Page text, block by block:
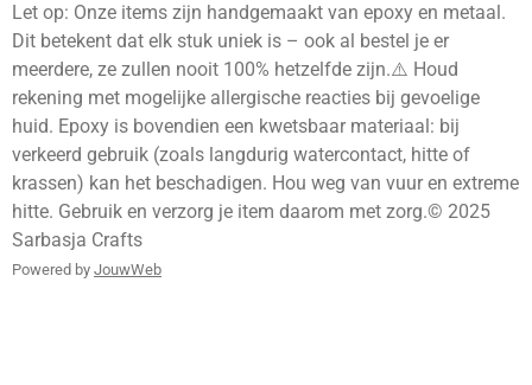
Let op: Onze items zijn handgemaakt van epoxy en metaal.
Dit betekent dat elk stuk uniek is – ook al bestel je er
meerdere, ze zullen nooit 100% hetzelfde zijn.⚠️ Houd
rekening met mogelijke allergische reacties bij gevoelige
huid. Epoxy is bovendien een kwetsbaar materiaal: bij
verkeerd gebruik (zoals langdurig watercontact, hitte of
krassen) kan het beschadigen. Hou weg van vuur en extreme
hitte. Gebruik en verzorg je item daarom met zorg.© 2025
Sarbasja Crafts
Powered by JouwWeb